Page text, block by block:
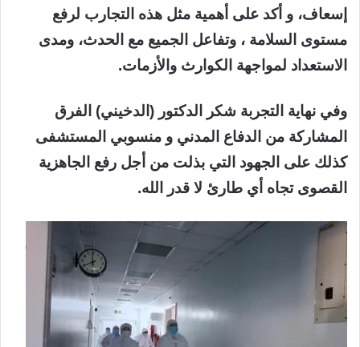
إسعاف، و أكد على أهمية مثل هذه التجارب لرفع
مستوى السلامة ، وتفاعل الجميع مع الحدث، ومدى
الاستعداد لمواجهة الكوارث والأزمات.
وفي نهاية التجربة شكر الدكتور (الدخيني) الفرق
المشاركة من الدفاع المدني و منسوبي المستشفى
كذلك على الجهود التي بذلت من أجل رفع الجاهزية
القصوى تجاه أي طارئ لا قدر الله.